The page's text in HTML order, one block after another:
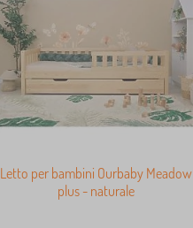
Letto per bambini Ourbaby Meadow
plus - naturale